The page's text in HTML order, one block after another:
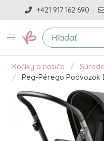
+421 917 162 690
Kočíky a nosiče
Peg-Pérego Podvozok